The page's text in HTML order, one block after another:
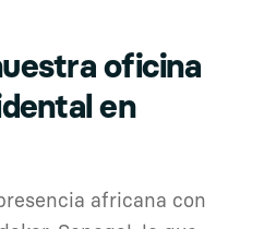
oficina
en
africana con